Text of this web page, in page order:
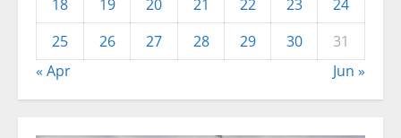
18
19 20 21 22 23
24
25
26 27 28 29 30
31
« Apr
Jun »